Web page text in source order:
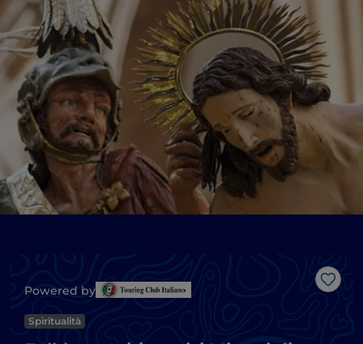
Like
Powered by
Spiritualità